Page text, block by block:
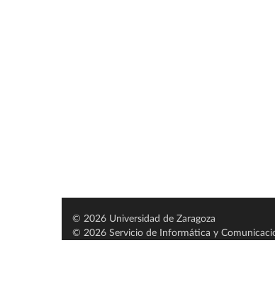
© 2026 Universidad de Zaragoza
© 2026 Servicio de Informática y